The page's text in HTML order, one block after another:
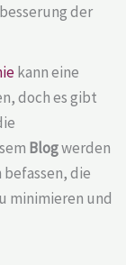
der
kann eine
doch es gibt
Blogwerden
die
minimieren und